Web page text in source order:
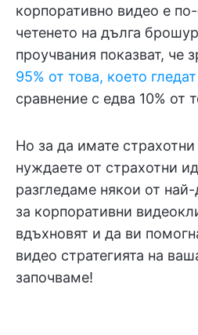
корпоративно видео е
четенето на дълга
проучвания показват, че
95% от това, което
сравнение с едва 10% от
Но за да имате
нуждаете от страхотни
разгледаме някои от
за корпоративни
вдъхновят и да ви
видео стратегията на
започваме!